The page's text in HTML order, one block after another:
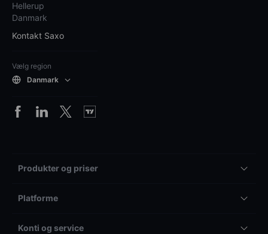
Hellerup
Danmark
Kontakt Saxo
Vælg region
Danmark
Produkter og priser
Platforme
Konti og service